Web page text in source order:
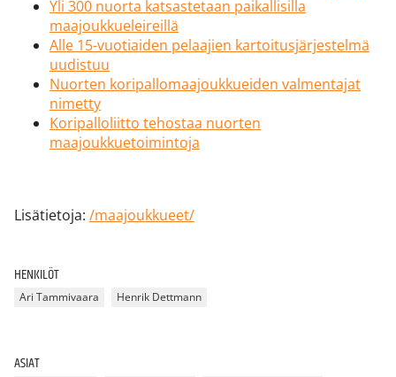
Yli 300 nuorta katsastetaan paikallisilla
maajoukkueleireillä
Alle 15-vuotiaiden pelaajien kartoitusjärjestelmä
uudistuu
Nuorten koripallomaajoukkueiden valmentajat
nimetty
Koripalloliitto tehostaa nuorten
maajoukkuetoimintoja
Lisätietoja: /maajoukkueet/
HENKILÖT
Ari Tammivaara Henrik Dettmann
ASIAT